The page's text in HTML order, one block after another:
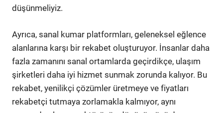
düşünmeliyiz.
Ayrıca, sanal kumar platformları, geleneksel eğlence
alanlarına karşı bir rekabet oluşturuyor. İnsanlar daha
fazla zamanını sanal ortamlarda geçirdikçe, ulaşım
şirketleri daha iyi hizmet sunmak zorunda kalıyor. Bu
rekabet, yenilikçi çözümler üretmeye ve fiyatları
rekabetçi tutmaya zorlamakla kalmıyor, aynı